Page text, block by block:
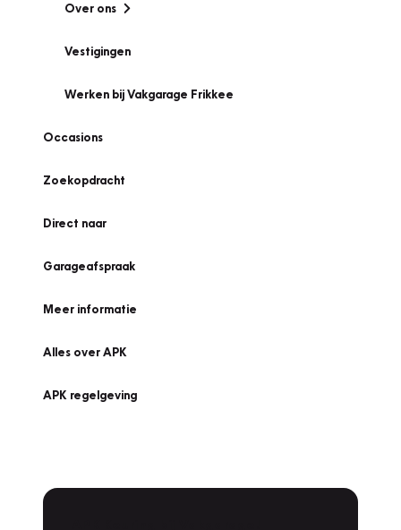
Over ons
Vestigingen
Werken bij Vakgarage Frikkee
Occasions
Zoekopdracht
Direct naar
Garageafspraak
Meer informatie
Alles over APK
APK regelgeving